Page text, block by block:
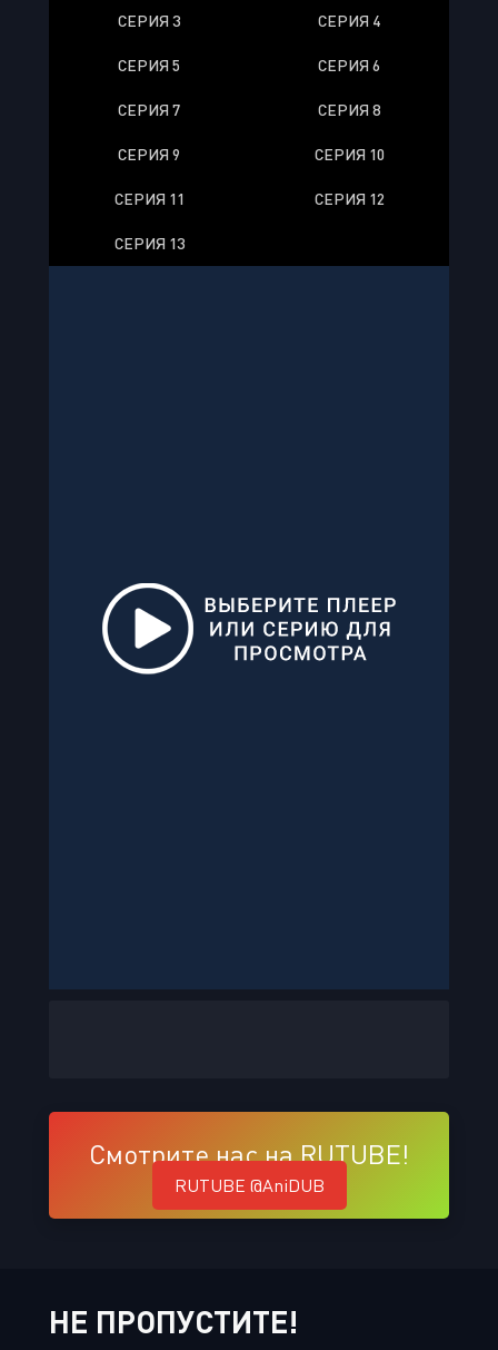
СЕРИЯ 3 СЕРИЯ 4
СЕРИЯ 5 СЕРИЯ 6
СЕРИЯ 7 СЕРИЯ 8
СЕРИЯ 9 СЕРИЯ 10
СЕРИЯ 11 СЕРИЯ 12
СЕРИЯ 13
Смотрите нас на RUTUBE!
RUTUBE @AniDUB
НЕ ПРОПУСТИТЕ!